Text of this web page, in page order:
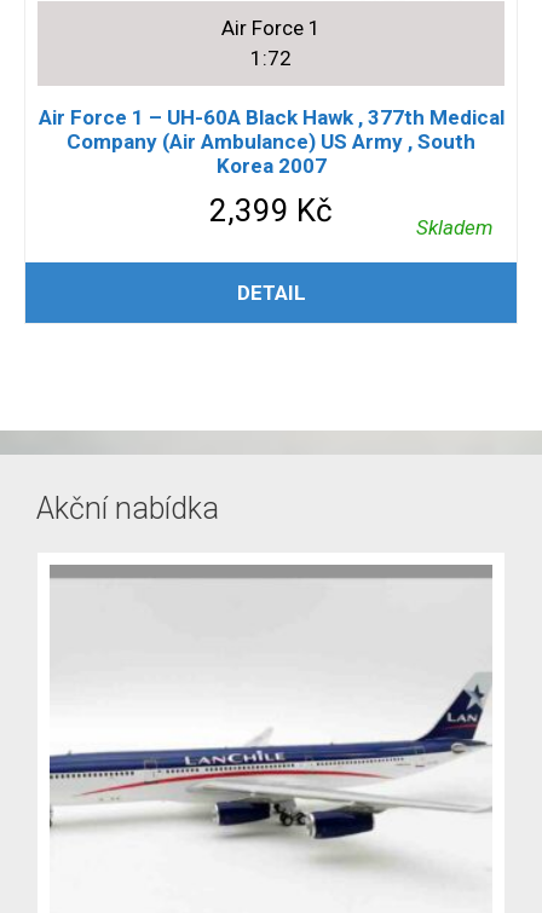
Air Force 1
1:72
Air Force 1 – UH-60A Black Hawk , 377th Medical
Company (Air Ambulance) US Army , South
Korea 2007
2,399 Kč Skladem
PŘIDAT DO KOŠÍKU
DETAIL
Akční nabídka